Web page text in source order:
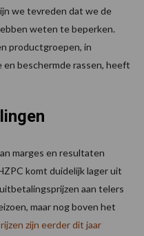
we tevreden dat we de
weten te beperken.
productgroepen, in
beschermde rassen, heeft
marges en resultaten
komt duidelijk lager uit
aan telers
maar nog boven het
zijn eerder dit jaar